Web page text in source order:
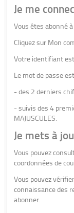
Je me
Vous êtes abonné
Cliquez sur Mon
Votre identifiant
Le mot de passe
- des 2 derniers
- suivis des 4
MAJUSCULES.
Je mets à
Vous pouvez
coordonnées de
Vous pouvez
connaissance des
abonner.